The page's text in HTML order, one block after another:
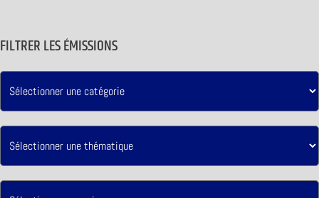
FILTRER LES ÉMISSIONS